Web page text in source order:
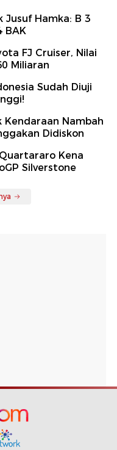
Jusuf Hamka: B 3
BAK
FJ Cruiser, Nilai
Miliaran
Sudah Diuji
Kendaraan Nambah
Didiskon
Kena
Silverstone